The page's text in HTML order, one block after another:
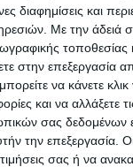
διαφημίσεις και
Με την άδειά
τοποθεσίας
στην επεξεργασία
να κάνετε κλικ
και να αλλάξετε
σας δεδομένων
την επεξεργασία.
σας ή να
πιο ζεστή και
τον
σε ένα
κουλτούρα,
που θέλουν να